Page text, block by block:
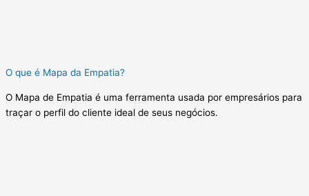
O que é Mapa da Empatia?
O Mapa de Empatia é uma ferramenta usada por empresários para
traçar o perfil do cliente ideal de seus negócios.